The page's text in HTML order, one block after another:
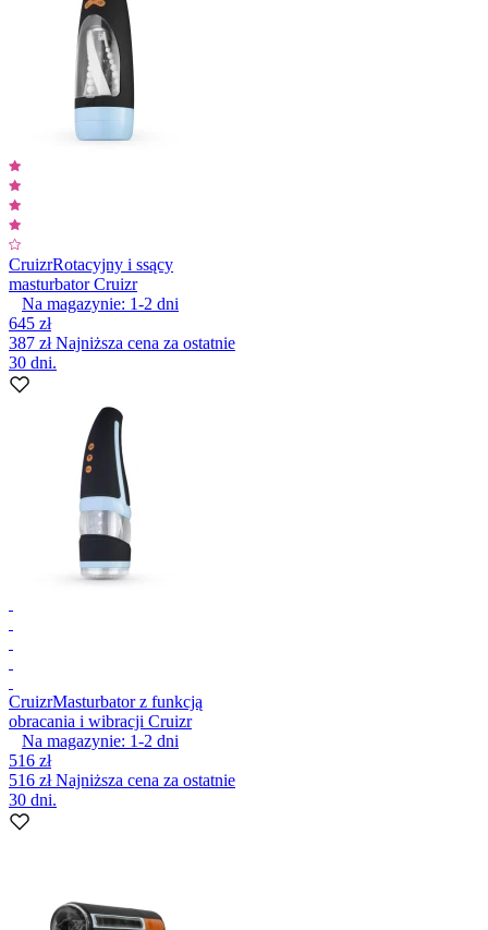
CruizrRotacyjny i ssący
masturbator Cruizr
Na magazynie: 1-2 dni
645 zł
387 złNajniższa cena za ostatnie
30 dni.
CruizrMasturbator z funkcją
obracania i wibracji Cruizr
Na magazynie: 1-2 dni
516 zł
516 złNajniższa cena za ostatnie
30 dni.